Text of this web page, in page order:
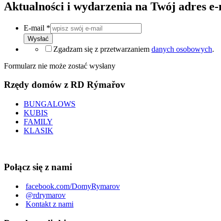
Aktualności i wydarzenia na Twój adres
E-mail *
Wysłać
Zgadzam się z przetwarzaniem danych osobowych.
Formularz nie może zostać wysłany
Rzędy domów z RD Rýmařov
BUNGALOWS
KUBIS
FAMILY
KLASIK
Połącz się z nami
facebook.com/DomyRymarov
@rdrymarov
Kontakt z nami